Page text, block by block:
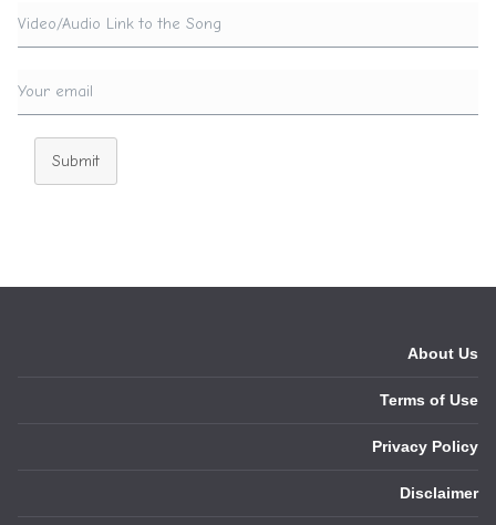
Submit
About Us
Terms of Use
Privacy Policy
Disclaimer